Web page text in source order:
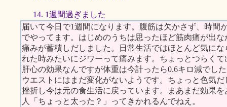
14. 1週間過ぎました
届いて今日で1週間になります。腹筋は欠かさず、時間
でやってます。はじめのうちは思ったほど筋肉痛が出
痛みが蓄積しだしました。日常生活ではほとんど気に
れた時みたいにジワーって痛みます。ちょっとつらく
肝心の効果なんですが体重は今計ったら0.6キロ減でし
ウエストにはまだ変化がないようです。ちょっと色気
挫折し今は元の食生活に戻っています。まあまだ効果
人「ちょっと太った？」ってきかれるんでねえ。